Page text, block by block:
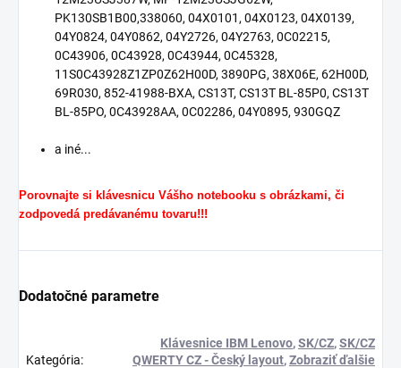
PK130SB1B00,338060, 04X0101, 04X0123, 04X0139,
04Y0824, 04Y0862, 04Y2726, 04Y2763, 0C02215,
0C43906, 0C43928, 0C43944, 0C45328,
11S0C43928Z1ZP0Z62H00D, 3890PG, 38X06E, 62H00D,
69R030, 852-41988-BXA, CS13T, CS13T BL-85P0, CS13T
BL-85PO, 0C43928AA, 0C02286, 04Y0895, 930GQZ
a iné...
Porovnajte si klávesnicu Vášho notebooku s obrázkami, či
zodpovedá predávanému tovaru!!!
Dodatočné parametre
Kategória:
Klávesnice IBM Lenovo,SK/CZ,SK/CZ
QWERTY CZ - Český layout,Zobraziť ďalšie